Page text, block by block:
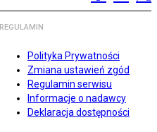
REGULAMIN
Polityka Prywatności
Zmiana ustawień zgód
Regulamin serwisu
Informacje o nadawcy
Deklaracja dostępności